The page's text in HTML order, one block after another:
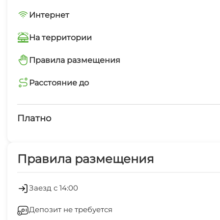
Интернет
Wi-Fi интернет на всей территории
На территории
Интернет Wi-Fi
Дети любого возраста
Сауна
Правила размещения
запрещено курить в помещениях
Расстояние до
магазин
Платно
Холодильник
Стиральная машина
Беседка
Правила размещения
Заезд с 14:00
Депозит не требуется